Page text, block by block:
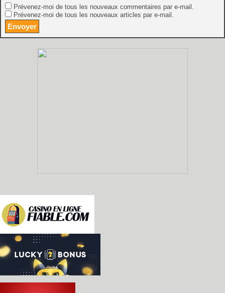
Prévenez-moi de tous les nouveaux commentaires par e-mail.
Prévenez-moi de tous les nouveaux articles par e-mail.